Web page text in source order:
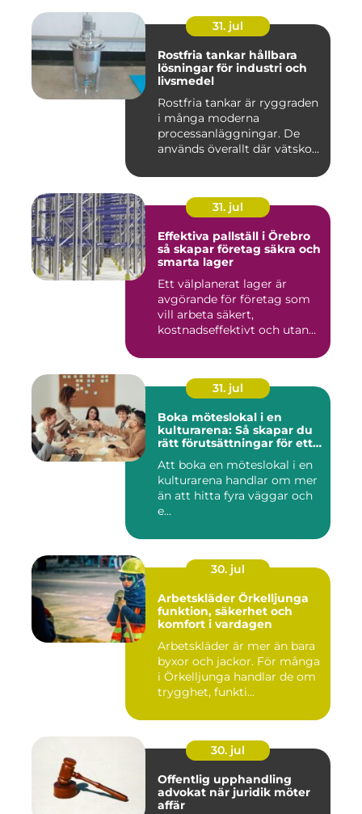
31. jul
Rostfria tankar hållbara
lösningar för industri och
livsmedel
Rostfria tankar är ryggraden
i många moderna
processanläggningar. De
används överallt där vätskor,
31. jul
Effektiva pallställ i Örebro
så skapar företag säkra och
smarta lager
Ett välplanerat lager är
avgörande för företag som
vill arbeta säkert,
kostnadseffektivt och utan
31. jul
Boka möteslokal i en
kulturarena: Så skapar du
rätt förutsättningar för ett
Att boka en möteslokal i en
kulturarena handlar om mer
än att hitta fyra väggar och
e...
30. jul
Arbetskläder Örkelljunga
funktion, säkerhet och
komfort i vardagen
Arbetskläder är mer än bara
byxor och jackor. För många
i Örkelljunga handlar de om
trygghet, funkti...
30. jul
Offentlig upphandling
advokat när juridik möter
affär